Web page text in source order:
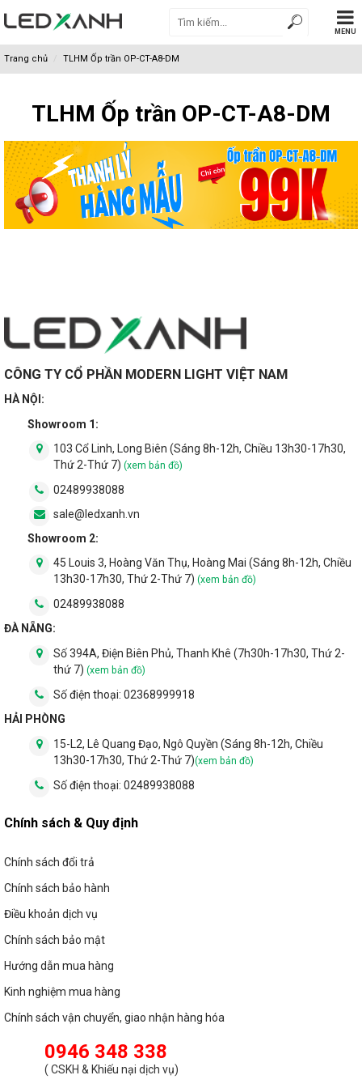
MENU
Trang chủ TLHM Ốp trần OP-CT-A8-DM
TLHM Ốp trần OP-CT-A8-DM
CÔNG TY CỔ PHẦN MODERN LIGHT VIỆT NAM
HÀ NỘI:
Showroom 1:
103 Cổ Linh, Long Biên (Sáng 8h-12h, Chiều 13h30-17h30,
Thứ 2-Thứ 7) (xem bản đồ)
02489938088
sale@ledxanh.vn
Showroom 2:
45 Louis 3, Hoàng Văn Thụ, Hoàng Mai (Sáng 8h-12h, Chiều
13h30-17h30, Thứ 2-Thứ 7) (xem bản đồ)
02489938088
ĐÀ NẴNG:
Số 394A, Điện Biên Phủ, Thanh Khê (7h30h-17h30, Thứ 2-
thứ 7) (xem bản đồ)
Số điện thoại: 02368999918
HẢI PHÒNG
15-L2, Lê Quang Đạo, Ngô Quyền (Sáng 8h-12h, Chiều
13h30-17h30, Thứ 2-Thứ 7)(xem bản đồ)
Số điện thoại: 02489938088
Chính sách & Quy định
Chính sách đổi trả
Chính sách bảo hành
Điều khoản dịch vụ
Chính sách bảo mật
Hướng dẫn mua hàng
Kinh nghiệm mua hàng
Chính sách vận chuyển, giao nhận hàng hóa
0946 348 338
( CSKH & Khiếu nại dịch vụ)